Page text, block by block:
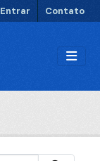
Entrar Contato